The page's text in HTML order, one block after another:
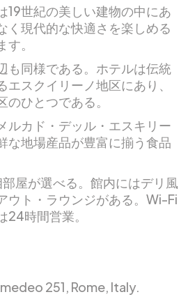
19世紀の美しい建物の中にあ
く現代的な快適さを楽しめる
。
も同様である。ホテルは伝統
スクイリーノ地区にあり、
ひとつである。
ルカド・デッル・エスキリー
な地場産品が豊富に揃う食品
屋が選べる。館内にはデリ風
ウト・ラウンジがある。Wi-Fi
24時間営業。
251, Rome, Italy.